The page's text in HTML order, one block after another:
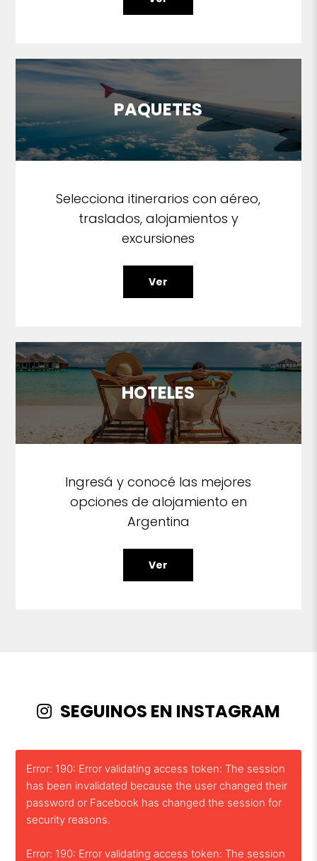
PAQUETES
Selecciona itinerarios con aéreo,
traslados, alojamientos y
excursiones
Ver
HOTELES
Ingresá y conocé las mejores
opciones de alojamiento en
Argentina
Ver
SEGUINOS EN INSTAGRAM
Error: 190: Error validating access token: The session
has been invalidated because the user changed their
password or Facebook has changed the session for
security reasons.
Error: 190: Error validating access token: The session